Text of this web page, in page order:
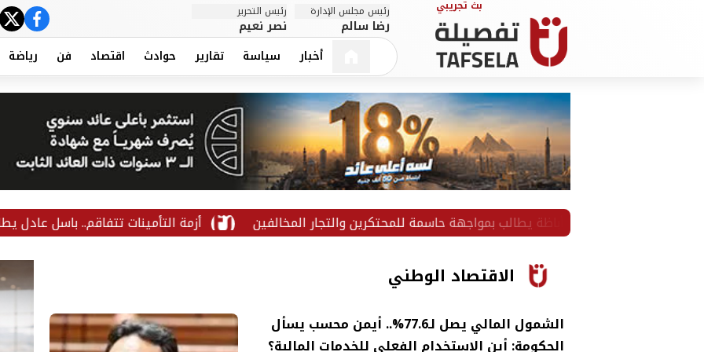
رئيس مجلس الإدارة
رضا سالم
رئيس التحرير
نصر نعيم
أخبار سياسة تقارير حوادث اقتصاد فن رياضة
أزمة التأمينات تتفاقم.. باسل عادل يطالب بكشف أباظة يطالب بمواجهة حاسمة للمحتكرين والتجار المخالفين
الاقتصاد الوطني
الشمول المالي يصل لـ77.6%.. أيمن محسب يسأل
الحكومة: أين الاستخدام الفعلي للخدمات المالية؟